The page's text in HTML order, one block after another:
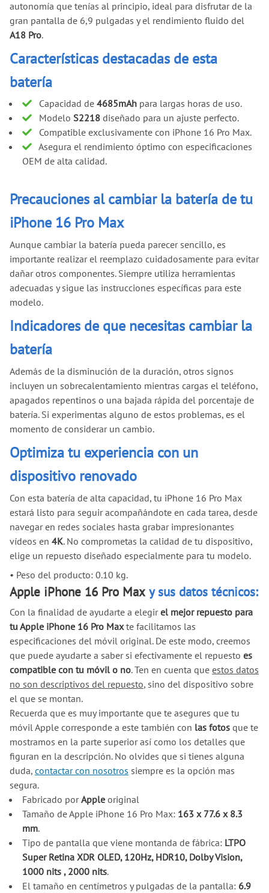
autonomía que tenías al principio, ideal para disfrutar de la
gran pantalla de 6,9 pulgadas y el rendimiento fluido del
A18 Pro.
Características destacadas de esta
batería
Capacidad de 4685mAhpara largas horas de uso.
Modelo S2218diseñado para un ajuste perfecto.
Compatible exclusivamente con iPhone 16 Pro Max.
Asegura el rendimiento óptimo con especificaciones
OEM de alta calidad.
Precauciones al cambiar la batería de tu
iPhone 16 Pro Max
Aunque cambiar la batería pueda parecer sencillo, es
importante realizar el reemplazo cuidadosamente para evitar
dañar otros componentes. Siempre utiliza herramientas
adecuadas y sigue las instrucciones específicas para este
modelo.
Indicadores de que necesitas cambiar la
batería
Además de la disminución de la duración, otros signos
incluyen un sobrecalentamiento mientras cargas el teléfono,
apagados repentinos o una bajada rápida del porcentaje de
batería. Si experimentas alguno de estos problemas, es el
momento de considerar un cambio.
Optimiza tu experiencia con un
dispositivo renovado
Con esta batería de alta capacidad, tu iPhone 16 Pro Max
estará listo para seguir acompañándote en cada tarea, desde
navegar en redes sociales hasta grabar impresionantes
vídeos en 4K. No comprometas la calidad de tu dispositivo,
elige un repuesto diseñado especialmente para tu modelo.
• Peso del producto: 0.10 kg.
Apple iPhone 16 Pro Maxy sus datos técnicos:
Con la finalidad de ayudarte a elegirel mejor repuesto para
tu Apple iPhone 16 Pro Maxte facilitamos las
especificaciones del móvil original. De este modo, creemos
que puede ayudarte a saber si efectivamente el repuesto es
compatible con tu móvil o no. Ten en cuenta que estos datos
no son descriptivos del repuesto, sino del dispositivo sobre
el que se montan.
Recuerda que es muy importante que te asegures que tu
móvil Apple corresponde a este también con las fotos que te
mostramos en la parte superior así como los detalles que
figuran en la descripción. No olvides que si tienes alguna
duda, contactar con nosotros siempre es la opción mas
segura.
Fabricado porAppleoriginal
Tamaño de Apple iPhone 16 Pro Max: 163 x 77.6 x 8.3
mm.
Tipo de pantalla que viene montanda de fábrica: LTPO
Super Retina XDR OLED, 120Hz, HDR10, Dolby Vision,
1000 nits , 2000 nits.
El tamaño en centímetros y pulgadas de la pantalla: 6.9